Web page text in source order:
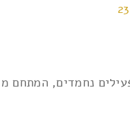
נחמדים, המתחם